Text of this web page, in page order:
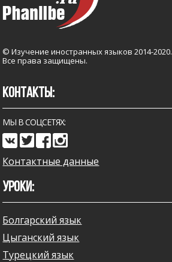
© Изучение иностранных языков 2014-2020.
Все права защищены.
УРОКИ:
Болгарский язык
Цыганский язык
Турецкий язык
КОНТАКТЫ:
МЫ В СОЦСЕТЯХ:
Контактные данные